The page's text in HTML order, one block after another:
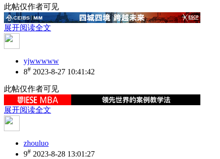
此帖仅作者可见
展开阅读全文
yjwwwww
8# 2023-8-27 10:41:42
此帖仅作者可见
展开阅读全文
zhouluo
9# 2023-8-28 13:01:27